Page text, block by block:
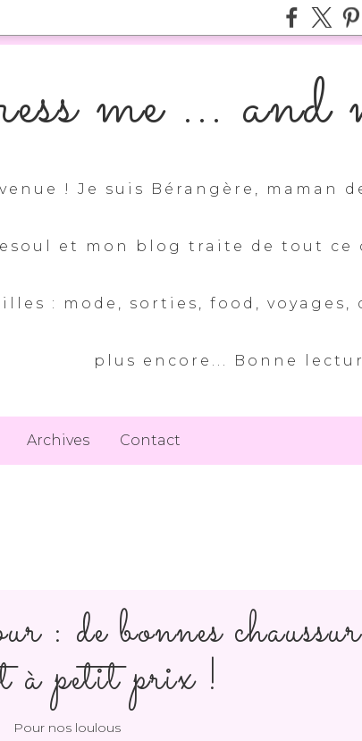
me ... and
! Je suis Bérangère, maman
et mon blog traite de tout ce
: mode, sorties, food,
plus encore... Bonne
Archives Contact
de bonnes
à petit prix !
Pour nos loulous